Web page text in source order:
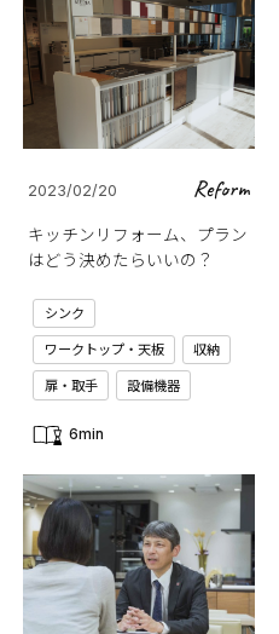
2023/02/20 Reform
キッチンリフォーム、プラン
はどう決めたらいいの？
シンク
ワークトップ・天板
収納
扉・取手
設備機器
6min